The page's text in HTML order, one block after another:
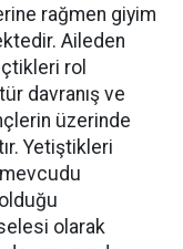
rağmen giyim
Aileden
rol
davranış ve
üzerinde
Yetiştikleri
mevcudu
olarak